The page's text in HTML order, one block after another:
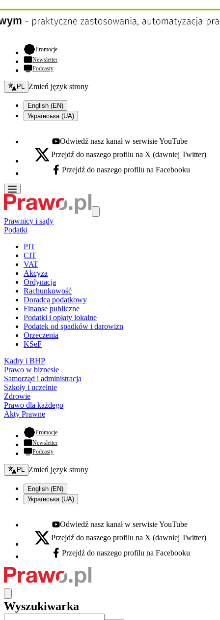
Promocje- otwiera się w nowej karcie
Newsletter
Podcasty
Zmień język - bieżący:
PL Zmień język strony
English (EN)
Українська (UA)
Youtube - otwiera się w nowej karcie
Odwiedź nasz kanał w serwisie YouTube
X - otwiera się w nowej karcie
Przejdź do naszego profilu na X (dawniej Twitter)
Facebook - otwiera się w nowej karcie
Przejdź do naszego profilu na Facebooku
Prawnicy i sądy
Podatki
PIT
CIT
VAT
Akcyza
Ordynacja
Rachunkowość
Doradca podatkowy
Finanse publiczne
Podatki i opłaty lokalne
Podatek od spadków i darowizn
Orzeczenia
KSeF
Kadry i BHP
Prawo w biznesie
Samorząd i administracja
Szkoły i uczelnie
Zdrowie
Prawo dla każdego
Akty Prawne
Promocje- otwiera się w nowej karcie
Newsletter
Podcasty
Zmień język - bieżący:
PL Zmień język strony
English (EN)
Українська (UA)
Youtube - otwiera się w nowej karcie
Odwiedź nasz kanał w serwisie YouTube
X - otwiera się w nowej karcie
Przejdź do naszego profilu na X (dawniej Twitter)
Facebook - otwiera się w nowej karcie
Przejdź do naszego profilu na Facebooku
Wyszukiwarka